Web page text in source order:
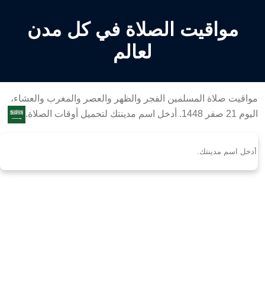
مواقيت الصلاة في كل مدن
لعالم
مواقيت صلاة المسلمين الفجر والظهر والعصر والمغرب والعشاء،
اليوم 21 صفر 1448. أدخل اسم مدينتك لتحميل أوقات الصلاة.